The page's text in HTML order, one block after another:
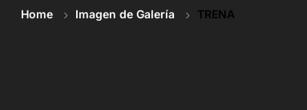
Home Imagen de Galería TRENA